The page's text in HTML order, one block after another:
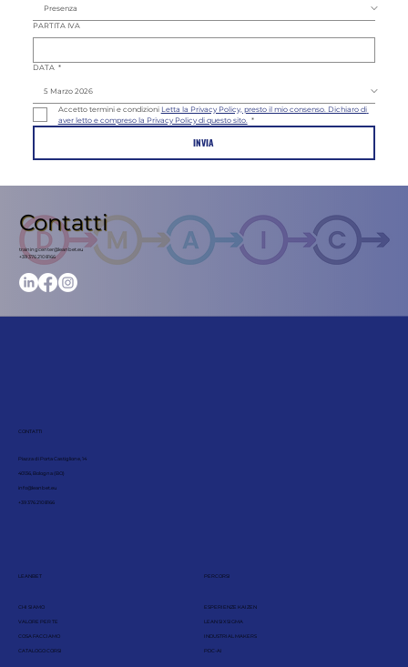
PARTITA IVA
DATA *
Accetto termini e condizioni Letta la Privacy Policy, presto il mio consenso. Dichiaro di
aver letto e compreso la Privacy Policy di questo sito. *
INVIA
Contatti
trainingcenter@leanbet.eu
+39 376 210 8166
CONTATTI
Piazza di Porta Castiglione, 14
40136, Bologna (BO)
info@leanbet.eu
+39 376 210 8166
LEANBET
CHI SIAMO
VALORE PER TE
COSA FACCIAMO
CATALOGO CORSI
PERCORSI
ESPERIENZE KAIZEN
LEAN SIX SIGMA
INDUSTRIAL MAKERS
PDC-AI